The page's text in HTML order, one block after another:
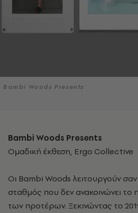
Bambi Woods Presents
BambiWoods Presents
Ομαδική έκθεση, Ergo Collective
Οι Bambi Woods λειτουργούν
σταθμός που δεν ανακοινώνει
των προτέρων. Ξεκινώντας το